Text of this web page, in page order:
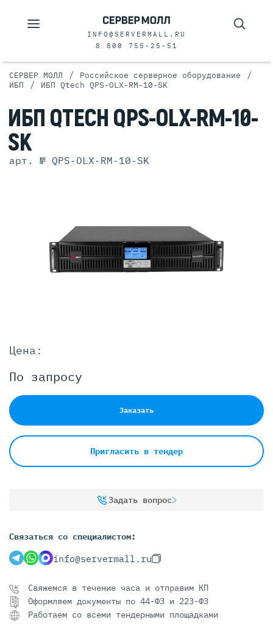
INFO@SERVERMALL.RU
8 800 755-25-51
СЕРВЕР МОЛЛ / Российское серверное оборудование /
ИБП / ИБП Qtech QPS-OLX-RM-10-SK
ИБП QTECH QPS-OLX-RM-10-
SK
арт. № QPS-OLX-RM-10-SK
Цена:
По запросу
Заказать
Пригласить в тендер
Задать вопрос
Связаться со специалистом:
info@servermall.ru
Свяжемся в течение часа и отправим КП
Оформляем документы по 44-ФЗ и 223-ФЗ
Работаем со всеми тендерными площадками